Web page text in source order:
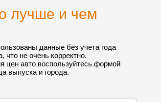
лучше и чем
данные без учета года
что не очень корректно.
цен авто воспользуйтесь формой
выпуска и города.